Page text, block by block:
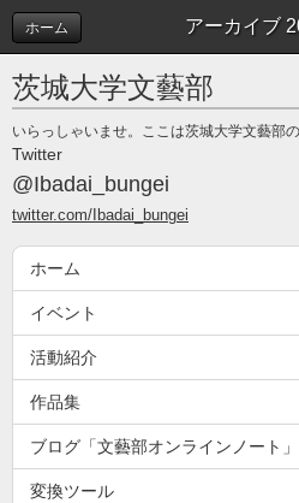
ホーム
茨城大学文藝部
いらっしゃいませ。ここは茨城大学文藝部の
Twitter
@Ibadai_bungei
twitter.com/Ibadai_bungei
ホーム
イベント
活動紹介
作品集
ブログ「文藝部オンラインノート」
変換ツール